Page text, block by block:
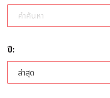
ปี:
ล่าสุด